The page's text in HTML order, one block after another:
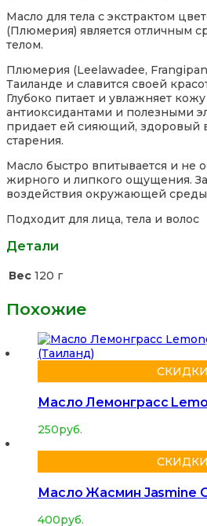
Масло для тела с экстрактом
(Плюмерия) является отличным
телом.
Плюмерия (Leelawadee,
Таиланде и славится своей
Глубоко питает и увлажняет
антиоксидантами и полезными
придает ей сияющий, здоровый
старения.
Масло быстро впитывается и не
жирного и липкого ощущения.
воздействия окружающей
Подходит для лица, тела и волос
Детали
Вес 120 г
Похожие
Масло Лемонграсс
250руб.
Масло Жасмин Jasmine
400руб.